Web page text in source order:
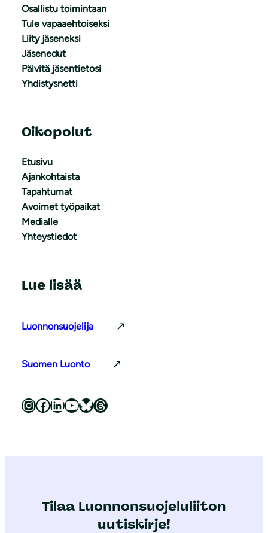
Osallistu toimintaan
Tule vapaaehtoiseksi
Liity jäseneksi
Jäsenedut
Päivitä jäsentietosi
Yhdistysnetti
Oikopolut
Etusivu
Ajankohtaista
Tapahtumat
Avoimet työpaikat
Medialle
Yhteystiedot
Lue lisää
Luonnonsuojelija
Suomen Luonto
Luonnonsuojeluliitto Instagramissa Luonnonsuojeluliitto Facebookissa Luonnonsuojeluliitto LinkedInissä Luonnonsuojeluliiton YouTube-kanava Luonnonsuojeluliitto Blueskyssa Luonnonsuojeluliitto Threadsissa
Tilaa Luonnonsuojeluliiton
uutiskirje!